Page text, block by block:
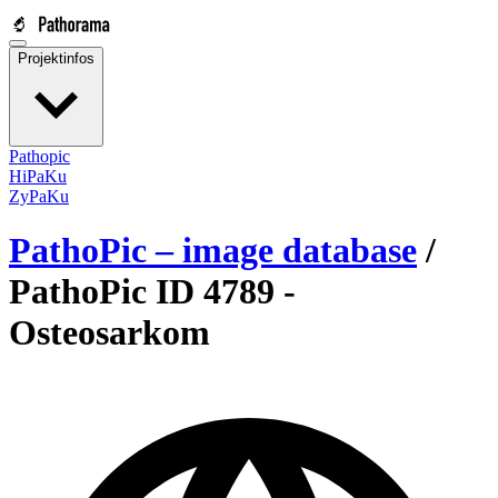
Projektinfos
Pathopic
HiPaKu
ZyPaKu
PathoPic – image database /
PathoPic ID 4789 -
Osteosarkom